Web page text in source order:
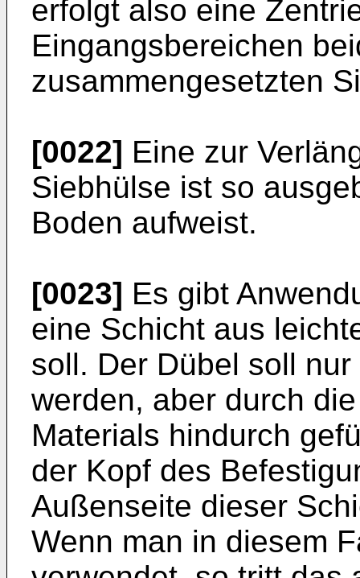
erfolgt also eine
Eingangsbereichen
zusammengesetzten
[0022] Eine zur
Siebhülse ist so
Boden aufweist.
[0023] Es gibt
eine Schicht aus
soll. Der Dübel soll
werden, aber durch
Materials hindurch
der Kopf des
Außenseite dieser
Wenn man in diesem